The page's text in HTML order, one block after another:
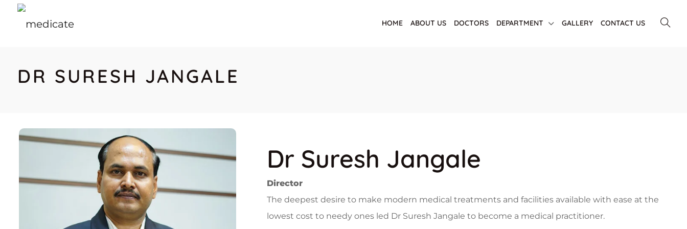
HOME ABOUT US DOCTORS DEPARTMENT GALLERY CONTACT US
DR SURESH JANGALE
Dr Suresh Jangale
Director
The deepest desire to make modern medical treatments and facilities available with ease at the
lowest cost to needy ones led Dr Suresh Jangale to become a medical practitioner.